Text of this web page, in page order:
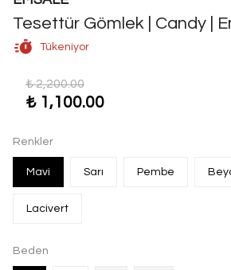
Tesettür Gömlek | Candy |
Tükeniyor
₺ 2,200.00
₺ 1,100.00
Renkler
Mavi Sarı Pembe
Lacivert
Beden